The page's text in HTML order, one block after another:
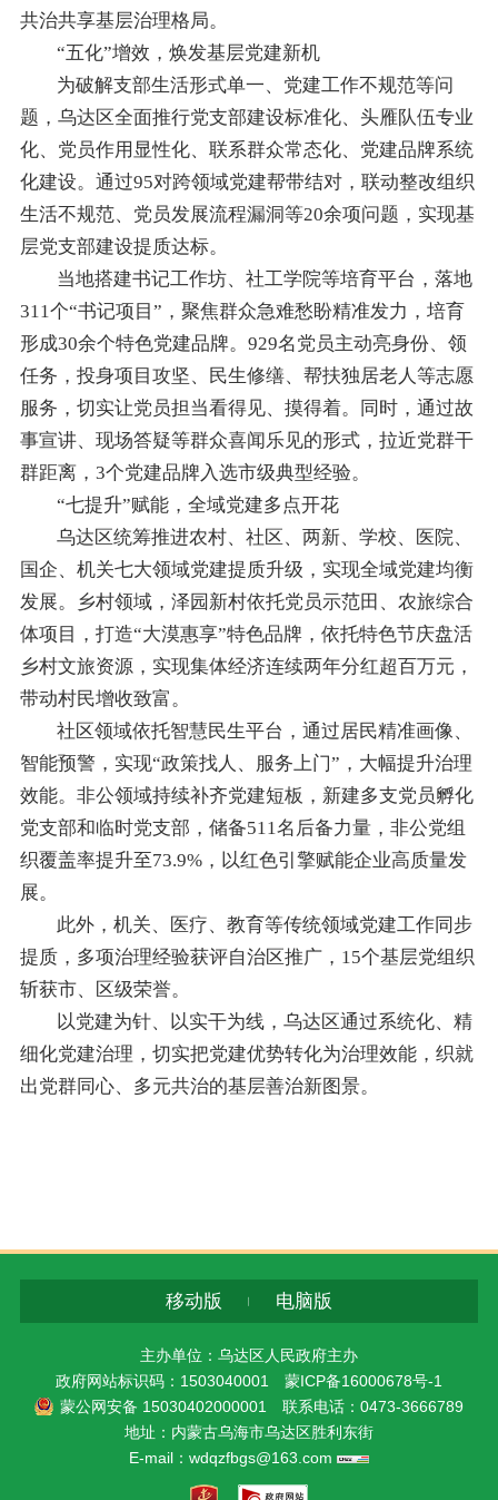
共治共享基层治理格局。
“五化”增效，焕发基层党建新机
为破解支部生活形式单一、党建工作不规范等问
题，乌达区全面推行党支部建设标准化、头雁队伍专业
化、党员作用显性化、联系群众常态化、党建品牌系统
化建设。通过95对跨领域党建帮带结对，联动整改组织
生活不规范、党员发展流程漏洞等20余项问题，实现基
层党支部建设提质达标。
当地搭建书记工作坊、社工学院等培育平台，落地
311个“书记项目”，聚焦群众急难愁盼精准发力，培育
形成30余个特色党建品牌。929名党员主动亮身份、领
任务，投身项目攻坚、民生修缮、帮扶独居老人等志愿
服务，切实让党员担当看得见、摸得着。同时，通过故
事宣讲、现场答疑等群众喜闻乐见的形式，拉近党群干
群距离，3个党建品牌入选市级典型经验。
“七提升”赋能，全域党建多点开花
乌达区统筹推进农村、社区、两新、学校、医院、
国企、机关七大领域党建提质升级，实现全域党建均衡
发展。乡村领域，泽园新村依托党员示范田、农旅综合
体项目，打造“大漠惠享”特色品牌，依托特色节庆盘活
乡村文旅资源，实现集体经济连续两年分红超百万元，
带动村民增收致富。
社区领域依托智慧民生平台，通过居民精准画像、
智能预警，实现“政策找人、服务上门”，大幅提升治理
效能。非公领域持续补齐党建短板，新建多支党员孵化
党支部和临时党支部，储备511名后备力量，非公党组
织覆盖率提升至73.9%，以红色引擎赋能企业高质量发
展。
此外，机关、医疗、教育等传统领域党建工作同步
提质，多项治理经验获评自治区推广，15个基层党组织
斩获市、区级荣誉。
以党建为针、以实干为线，乌达区通过系统化、精
细化党建治理，切实把党建优势转化为治理效能，织就
出党群同心、多元共治的基层善治新图景。
移动版 电脑版
主办单位：乌达区人民政府主办
政府网站标识码：1503040001 蒙ICP备16000678号-1
蒙公网安备 15030402000001
联系电话：0473-3666789
地址：内蒙古乌海市乌达区胜利东街
E-mail：wdqzfbgs@163.com